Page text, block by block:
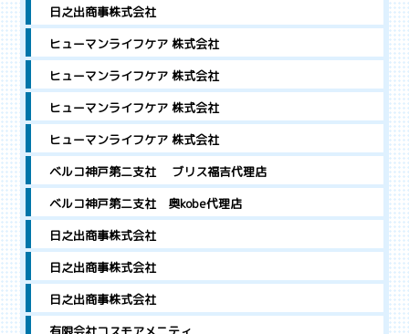
日之出商事株式会社
ヒューマンライフケア 株式会社
ヒューマンライフケア 株式会社
ヒューマンライフケア 株式会社
ヒューマンライフケア 株式会社
ベルコ神戸第二支社 ブリス福吉代理店
ベルコ神戸第二支社 奥kobe代理店
日之出商事株式会社
日之出商事株式会社
日之出商事株式会社